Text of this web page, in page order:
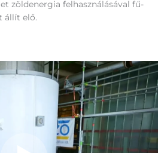
zöld­ener­gia fel­hasz­ná­lá­sá­val fű­
ál­lít elő.